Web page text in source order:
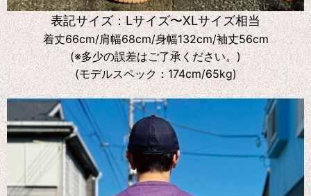
表記サイズ：Lサイズ〜XLサイズ相当
着丈66cm/肩幅68cm/身幅132cm/袖丈56cm
(※多少の誤差はご了承ください。)
(モデルスペック：174cm/65kg)